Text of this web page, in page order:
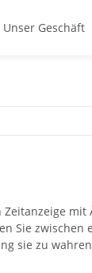
Unser Geschäft
Sie zwischen
sie zu